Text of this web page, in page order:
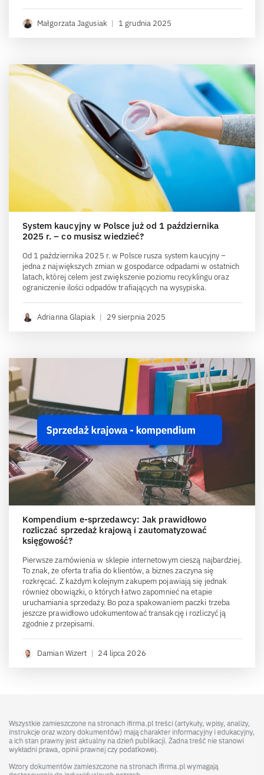
Małgorzata Jagusiak | 1 grudnia 2025
System kaucyjny w Polsce już od 1 października
2025 r. – co musisz wiedzieć?
Od 1 października 2025 r. w Polsce rusza system kaucyjny –
jedna z największych zmian w gospodarce odpadami w ostatnich
latach, której celem jest zwiększenie poziomu recyklingu oraz
ograniczenie ilości odpadów trafiających na wysypiska.
Adrianna Glapiak | 29 sierpnia 2025
Kompendium e-sprzedawcy: Jak prawidłowo
rozliczać sprzedaż krajową i zautomatyzować
księgowość?
Pierwsze zamówienia w sklepie internetowym cieszą najbardziej.
To znak, że oferta trafia do klientów, a biznes zaczyna się
rozkręcać. Z każdym kolejnym zakupem pojawiają się jednak
również obowiązki, o których łatwo zapomnieć na etapie
uruchamiania sprzedaży. Bo poza spakowaniem paczki trzeba
jeszcze prawidłowo udokumentować transakcję i rozliczyć ją
zgodnie z przepisami.
Damian Wizert | 24 lipca 2026